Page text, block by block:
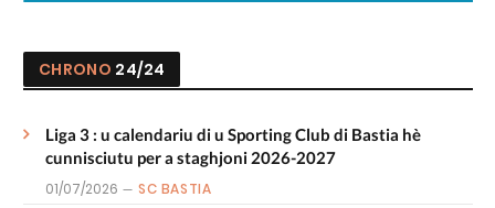
CHRONO 24/24
Liga 3 : u calendariu di u Sporting Club di Bastia hè
cunnisciutu per a staghjoni 2026-2027
01/07/2026 SC BASTIA